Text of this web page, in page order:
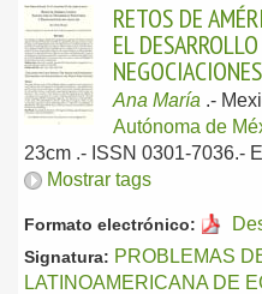
RETOS DE
EL
Ana María .-
Autónoma de
23cm .- ISSN 0301-7036.-
Mostrar tags
Formato electrónico:
Signatura: PROBLEMAS
LATINOAMERICANA DE